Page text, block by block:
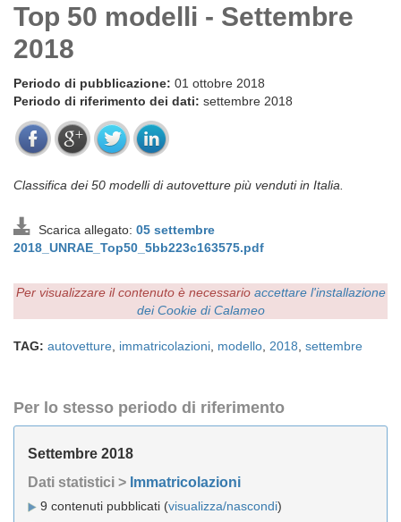
Top 50 modelli - Settembre
2018
Periodo di pubblicazione: 01 ottobre 2018
Periodo di riferimento dei dati: settembre 2018
Classifica dei 50 modelli di autovetture più venduti in Italia.
Scarica allegato: 05 settembre
2018_UNRAE_Top50_5bb223c163575.pdf
Per visualizzare il contenuto è necessario accettare l'installazione
dei Cookie di Calameo
TAG: autovetture immatricolazioni modello 2018 settembre
Per lo stesso periodo di riferimento
Settembre 2018
Dati statistici > Immatricolazioni
9 contenuti pubblicati (visualizza/nascondi)